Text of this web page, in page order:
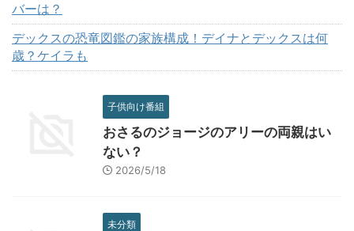
バーは？
デックスの恐竜図鑑の家族構成！デイナとデックスは何
歳？ケイラも
子供向け番組
おさるのジョージのアリーの両親はい
ない？
2026/5/18
未分類